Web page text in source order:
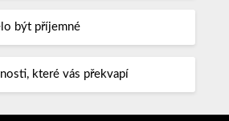
být příjemné
které vás překvapí